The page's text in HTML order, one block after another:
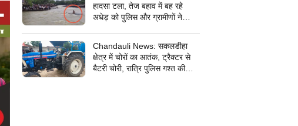
हादसा टला, तेज बहाव में बह रहे
अधेड़ को पुलिस और ग्रामीणों ने
Chandauli News: सकलडीहा
क्षेत्र में चोरों का आतंक, ट्रैक्टर से
बैटरी चोरी, रात्रि पुलिस गश्त की